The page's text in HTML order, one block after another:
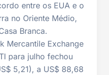
entre os EUA e o
no Oriente Médio,
Branca.
Mercantile Exchange
para julho fechou
5,21), a US$ 88,68